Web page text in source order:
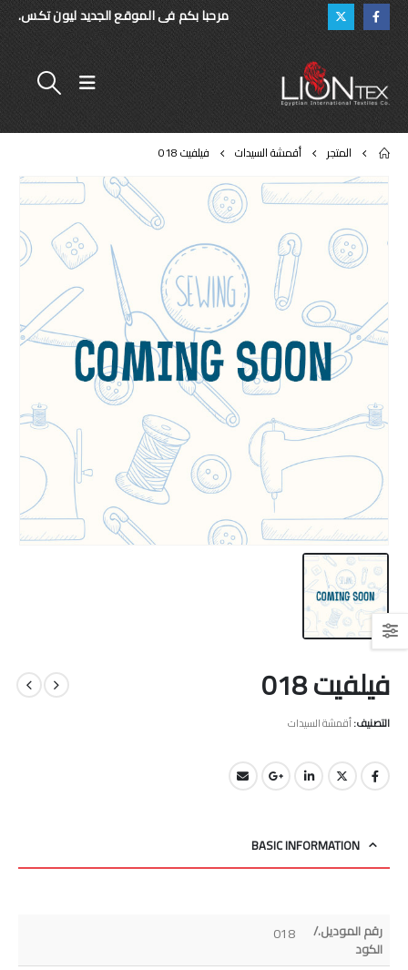
مرحبا بكم فى الموقع الجديد ليون تكس.
المتجر أقمشة السيدات فيلفيت 018
فيلفيت 018
التصنيف:أقمشة السيدات
BASIC INFORMATION
رقم الموديل./
الكود
018